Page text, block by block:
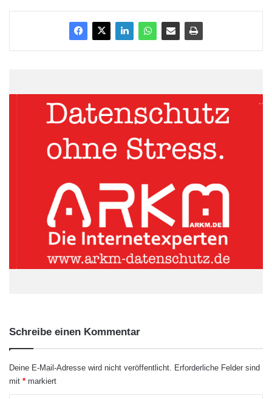
auf 234 Milliarden Euro verdoppelt. Auf die Frage, warum KMUs
zunehmend zur Zielscheibe werden, können geringere IT-
sensiblen Daten und ihre Reputation zu schützen. Was würde
es für Ihr Unternehmen bedeuten, wenn morgen Nachmittag um
15 Uhr die komplette IT ausfällt? Sämtliche Back-ups nicht
mehr verfügbar wären? Was wäre, wenn wertvolle Daten oder
zeigen, dass viele Mittelständler nicht einmal einen Notfallplan
als Reaktion gegen eine mögliche Cyberattacke vorbereitet
Der Mitarbeiter: durch
Schulungen die Awareness
Schreibe einen Kommentar
Deine E-Mail-Adresse wird nicht veröffentlicht. Erforderliche Felder sind
mit * markiert